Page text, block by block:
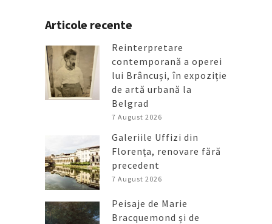
Articole recente
Reinterpretare
contemporană a operei
lui Brâncuși, în expoziție
de artă urbană la
Belgrad
7 August 2026
Galeriile Uffizi din
Florența, renovare fără
precedent
7 August 2026
Peisaje de Marie
Bracquemond și de